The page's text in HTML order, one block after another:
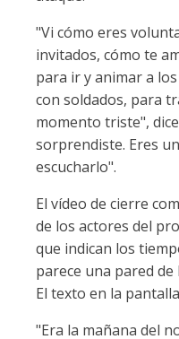
"Vi cómo eres
invitados, cómo te
para ir y animar a
con soldados, para
momento triste",
sorprendiste. Eres
escucharlo".
El vídeo de cierre
de los actores del
que indican los
parece una pared de
El texto en la
"Era la mañana del